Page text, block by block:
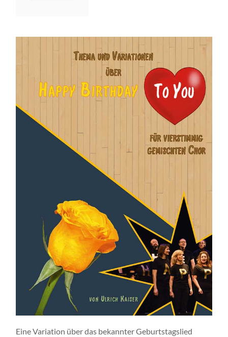
Eine Variation über das bekannter Geburtstagslied